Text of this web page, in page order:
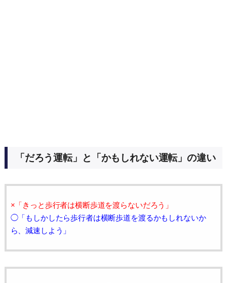
「だろう運転」と「かもしれない運転」の違い
×「きっと歩行者は横断歩道を渡らないだろう」
◯「もしかしたら歩行者は横断歩道を渡るかもしれないか
ら、減速しよう」